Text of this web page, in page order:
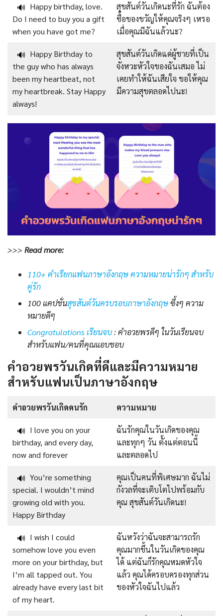
🔊 Happy birthday, love.
Do I need to buy you a gift
when you have got me?
สุขสันต์วันเกิดนะที่รัก ฉันต้อง
ซื้อของขวัญให้คุณจริงๆ เหรอ
เมื่อคุณมีฉันแล้วนะ?
🔊 Happy Birthday to
the guy who has always
been my heartbeat, not
my heartbreak. Stay Happy
always!
สุขสันต์วันเกิดแด่ผู้ชายที่เป็น
จังหวะหัวใจของฉันเสมอ ไม่
เคยทำให้ฉันเสียใจ ขอให้คุณ
มีความสุขตลอดไปนะ!
>>> Readmore:
110+ คำเรียกแฟนภาษาอังกฤษ ความหมายน่ารักๆ สำหรับ
คู่รัก
100 แคปชั่นสุขสันต์วันครบรอบภาษาอังกฤษซึ้งๆ ความ
หมายดีๆ
Congratulations เรียนจบ: คำอวยพรดีๆ ในวันเรียนจบ
สำหรับแฟน/คนที่คุณแอบชอบ
คำอวยพรวันเกิดที่ดีและมีความหมาย
สำหรับแฟนเป็นภาษาอังกฤษ
คำอวยพรวันเกิดคนรัก ความหมาย
🔊 I love you on your
birthday, and every day,
now and forever
ฉันรักคุณในวันเกิดของคุณ
และทุกๆ วัน ตั้งแต่ตอนนี้
และตลอดไป
🔊 You’re something
special. I wouldn’t mind
growing old with you.
Happy Birthday
คุณเป็นคนที่พิเศษมาก ฉันไม่
กังวลที่จะเติบโตไปพร้อมกับ
คุณ สุขสันต์วันเกิดนะ!
🔊 I wish I could
somehow love you even
more on your birthday, but
I’m all tapped out. You
already have every last bit
of my heart.
ฉันหวังว่าฉันจะสามารถรัก
คุณมากขึ้นในวันเกิดของคุณ
ได้ แต่ฉันก็รักคุณหมดหัวใจ
แล้ว คุณได้ครอบครองทุกส่วน
ของหัวใจฉันไปแล้ว